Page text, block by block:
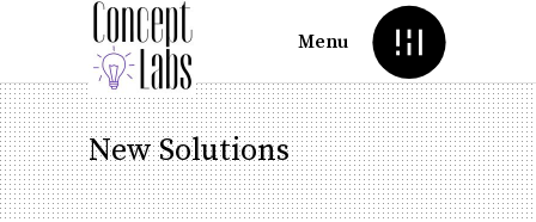
Menu
New Solutions